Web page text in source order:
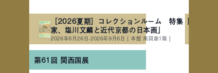
［2026夏期］コレクションルーム 特集「詩情の
家、塩川文麟と近代京都の日本画」
2026年6月26日-2026年9月6日 [ 本館 南回廊1階 ]
第61回 関西国展